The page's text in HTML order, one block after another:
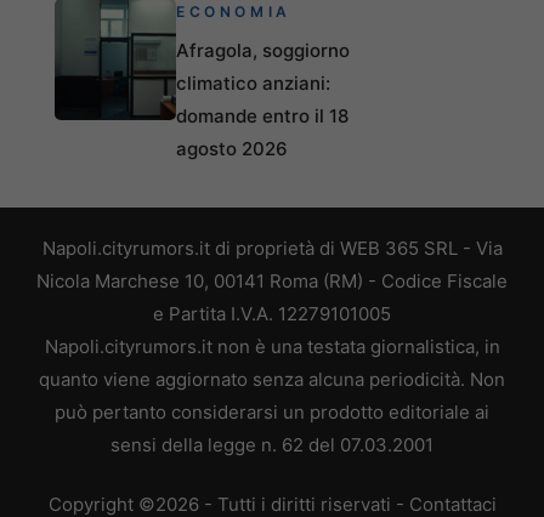
ECONOMIA
Afragola, soggiorno
climatico anziani:
domande entro il 18
agosto 2026
Napoli.cityrumors.it di proprietà di WEB 365 SRL - Via
Nicola Marchese 10, 00141 Roma (RM) - Codice Fiscale
e Partita I.V.A. 12279101005
Napoli.cityrumors.it non è una testata giornalistica, in
quanto viene aggiornato senza alcuna periodicità. Non
può pertanto considerarsi un prodotto editoriale ai
sensi della legge n. 62 del 07.03.2001
Copyright ©2026 - Tutti i diritti riservati - Contattaci